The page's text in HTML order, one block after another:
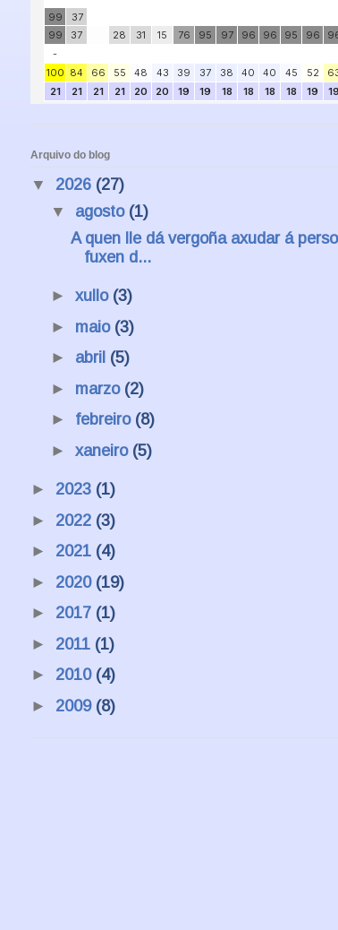
Arquivo do blog
▼ 2026 (27)
▼ agosto (1)
A quen lle dá vergoña axudar á
fuxen d...
► xullo (3)
► maio (3)
► abril (5)
► marzo (2)
► febreiro (8)
► xaneiro (5)
► 2023 (1)
► 2022 (3)
► 2021 (4)
► 2020 (19)
► 2017 (1)
► 2011 (1)
► 2010 (4)
► 2009 (8)